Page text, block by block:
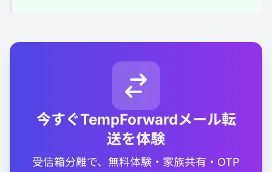
今すぐTempForwardメール転
送を体験
受信箱分離で、無料体験・家族共有・OTP